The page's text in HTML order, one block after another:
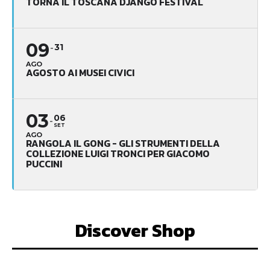
09
AGO
31
AGOSTO AI MUSEI CIVICI
03
AGO
06
SET
RANGOLA IL GONG - GLI STRUMENTI DELLA
COLLEZIONE LUIGI TRONCI PER GIACOMO
PUCCINI
Discover Shop